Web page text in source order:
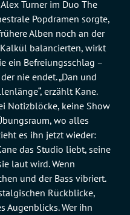
Turner im Duo The
Popdramen sorgte,
Alben noch an der
balancierten, wirkt
ein Befreiungsschlag –
nie endet. „Dan und
erzählt Kane.
Notizblöcke, keine Show
wo alles
es ihn jetzt wieder:
das Studio liebt, seine
laut wird. Wenn
und der Bass vibriert.
Rückblicke,
Augenblicks. Wer ihn